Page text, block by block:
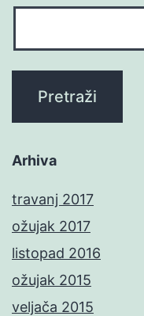
Arhiva
travanj 2017
ožujak 2017
listopad 2016
ožujak 2015
veljača 2015